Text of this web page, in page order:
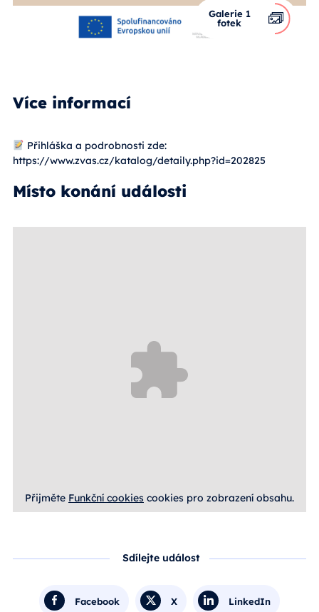
Galerie 1
fotek
Více informací
Přihláška a podrobnosti zde:
https://www.zvas.cz/katalog/detaily.php?id=202825
Místo konání události
Přijměte Funkční cookies cookies pro zobrazení obsahu.
Sdílejte událost
Facebook X LinkedIn